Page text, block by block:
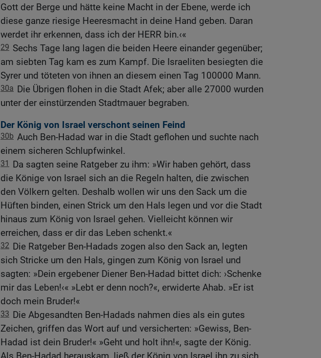
Gott der Berge und hätte keine Macht in der Ebene, werde ich
diese ganze riesige Heeresmacht in deine Hand geben. Daran
werdet ihr erkennen, dass ich der HERR bin.‹«
29 Sechs Tage lang lagen die beiden Heere einander gegenüber;
am siebten Tag kam es zum Kampf. Die Israeliten besiegten die
Syrer und töteten von ihnen an diesem einen Tag 100000 Mann.
30a Die Übrigen flohen in die Stadt Afek; aber alle 27000 wurden
unter der einstürzenden Stadtmauer begraben.
Der König von Israel verschont seinen Feind
30b Auch Ben-Hadad war in die Stadt geflohen und suchte nach
einem sicheren Schlupfwinkel.
31 Da sagten seine Ratgeber zu ihm: »Wir haben gehört, dass
die Könige von Israel sich an die Regeln halten, die zwischen
den Völkern gelten. Deshalb wollen wir uns den Sack um die
Hüften binden, einen Strick um den Hals legen und vor die Stadt
hinaus zum König von Israel gehen. Vielleicht können wir
erreichen, dass er dir das Leben schenkt.«
32 Die Ratgeber Ben-Hadads zogen also den Sack an, legten
sich Stricke um den Hals, gingen zum König von Israel und
sagten: »Dein ergebener Diener Ben-Hadad bittet dich: ›Schenke
mir das Leben!‹« »Lebt er denn noch?«, erwiderte Ahab. »Er ist
doch mein Bruder!«
33 Die Abgesandten Ben-Hadads nahmen dies als ein gutes
Zeichen, griffen das Wort auf und versicherten: »Gewiss, Ben-
Hadad ist dein Bruder!« »Geht und holt ihn!«, sagte der König.
Als Ben-Hadad herauskam, ließ der König von Israel ihn zu sich